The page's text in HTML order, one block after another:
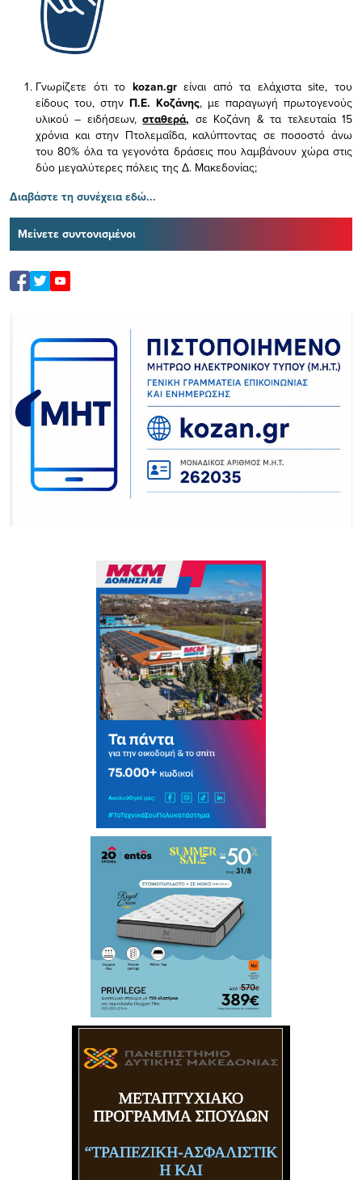
Γνωρίζετε ότι το kozan.gr είναι από τα ελάχισταsite, του
είδους του, στην Π.Ε. Κοζάνης, με παραγωγή πρωτογενούς
υλικού – ειδήσεων,σταθερά, σε Κοζάνη & τα τελευταία 15
χρόνια και στην Πτολεμαΐδα, καλύπτοντας σε ποσοστό άνω
του 80% όλα τα γεγονότα δράσεις που λαμβάνουν χώρα στις
δύο μεγαλύτερες πόλεις της Δ. Μακεδονίας;
Διαβάστε τη συνέχεια εδώ...
Μείνετε συντονισμένοι